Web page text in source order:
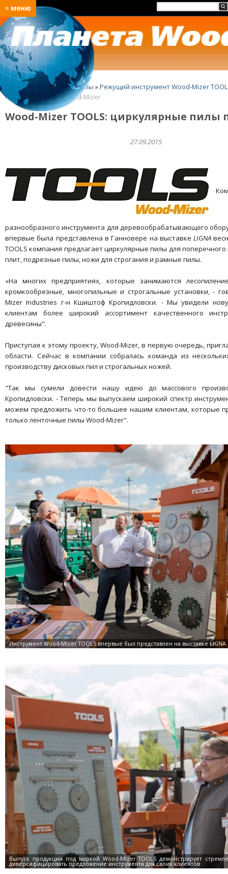
≡ меню
Главная Ленточные пилы »Режущий инструмент Wood-Mizer
пилы под маркой Wood-Mizer
Wood-Mizer TOOLS: циркулярные пилы
27.09.2015
разнообразного инструмента для деревообрабатывающего
впервые была представлена в Ганновере на выставкеLIGNA
TOOLS компания предлагает циркулярные пилы для
плит, подрезные пилы, ножи для строгания и рамные пилы.
«На многих предприятиях, которые занимаются
кромкообрезные, многопильные и строгальные установки, -
Mizer Industries г-н Кшиштоф Кропидловски. - Мы увидели
клиентам более широкий ассортимент качественного
древесины".
Приступая к этому проекту, Wood-Mizer, в первую очередь,
области. Сейчас в компании собралась команда из
производству дисковых пил и строгальных ножей.
"Так мы сумели довести нашу идею до массового
Кропидловски. - Теперь мы выпускаем широкий спектр
можем предложить что-то большее нашим клиентам, которые
только ленточные пилы Wood-Mizer".